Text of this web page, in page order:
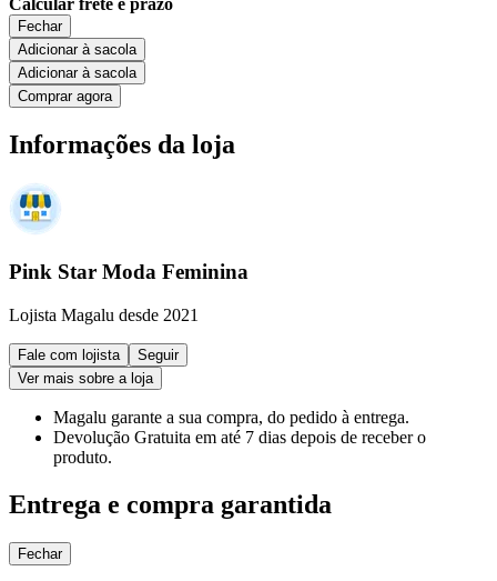
Fechar
Adicionar à sacola
Adicionar à sacola
Comprar agora
Informações da loja
Pink Star Moda Feminina
Lojista Magalu desde 2021
Fale com lojista
Seguir
Ver mais sobre a loja
Magalu garante a sua compra, do pedido à entrega.
Devolução Gratuita em até 7 dias depois de receber o
produto.
Entrega e compra garantida
Fechar